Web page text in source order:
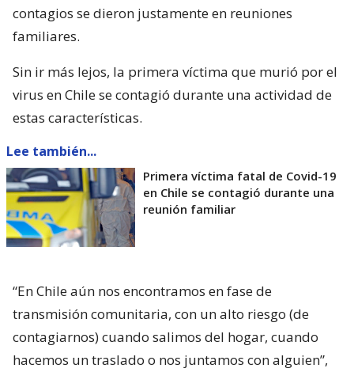
contagios se dieron justamente en reuniones
familiares.
Sin ir más lejos, la primera víctima que murió por el
virus en Chile se contagió durante una actividad de
estas características.
Lee también...
Primera víctima fatal de Covid-19
en Chile se contagió durante una
reunión familiar
“En Chile aún nos encontramos en fase de
transmisión comunitaria, con un alto riesgo (de
contagiarnos) cuando salimos del hogar, cuando
hacemos un traslado o nos juntamos con alguien”,